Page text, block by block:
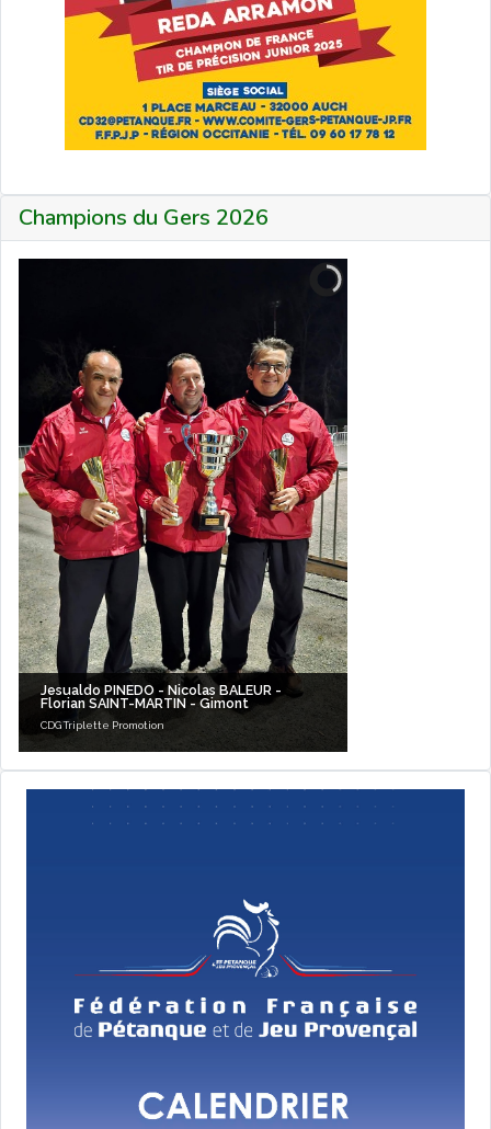
Champions du Gers 2026
Jesualdo PINEDO - Nicolas BALEUR -
Florian SAINT-MARTIN - Gimont
CDG Triplette Promotion